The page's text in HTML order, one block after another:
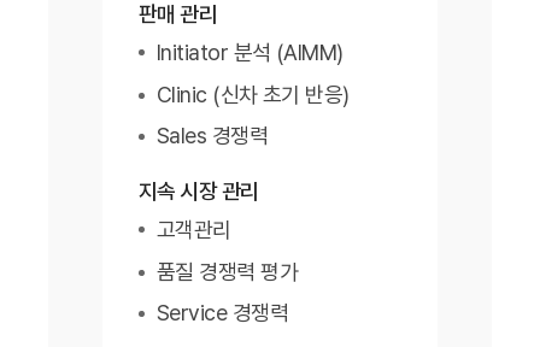
판매 관리
Initiator 분석 (AIMM)
Clinic (신차 초기 반응)
Sales 경쟁력
지속 시장 관리
고객관리
품질 경쟁력 평가
Service 경쟁력